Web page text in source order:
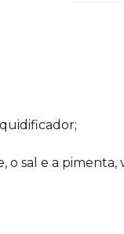
o sal e a